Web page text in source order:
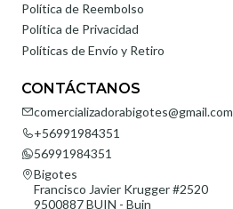
Política de Reembolso
Política de Privacidad
Políticas de Envío y Retiro
CONTÁCTANOS
comercializadorabigotes@gmail.com
+56991984351
56991984351
Bigotes
Francisco Javier Krugger #2520
9500887 BUIN - Buin